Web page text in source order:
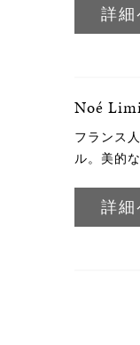
詳細
Noé
フランス
ル。美的
詳細